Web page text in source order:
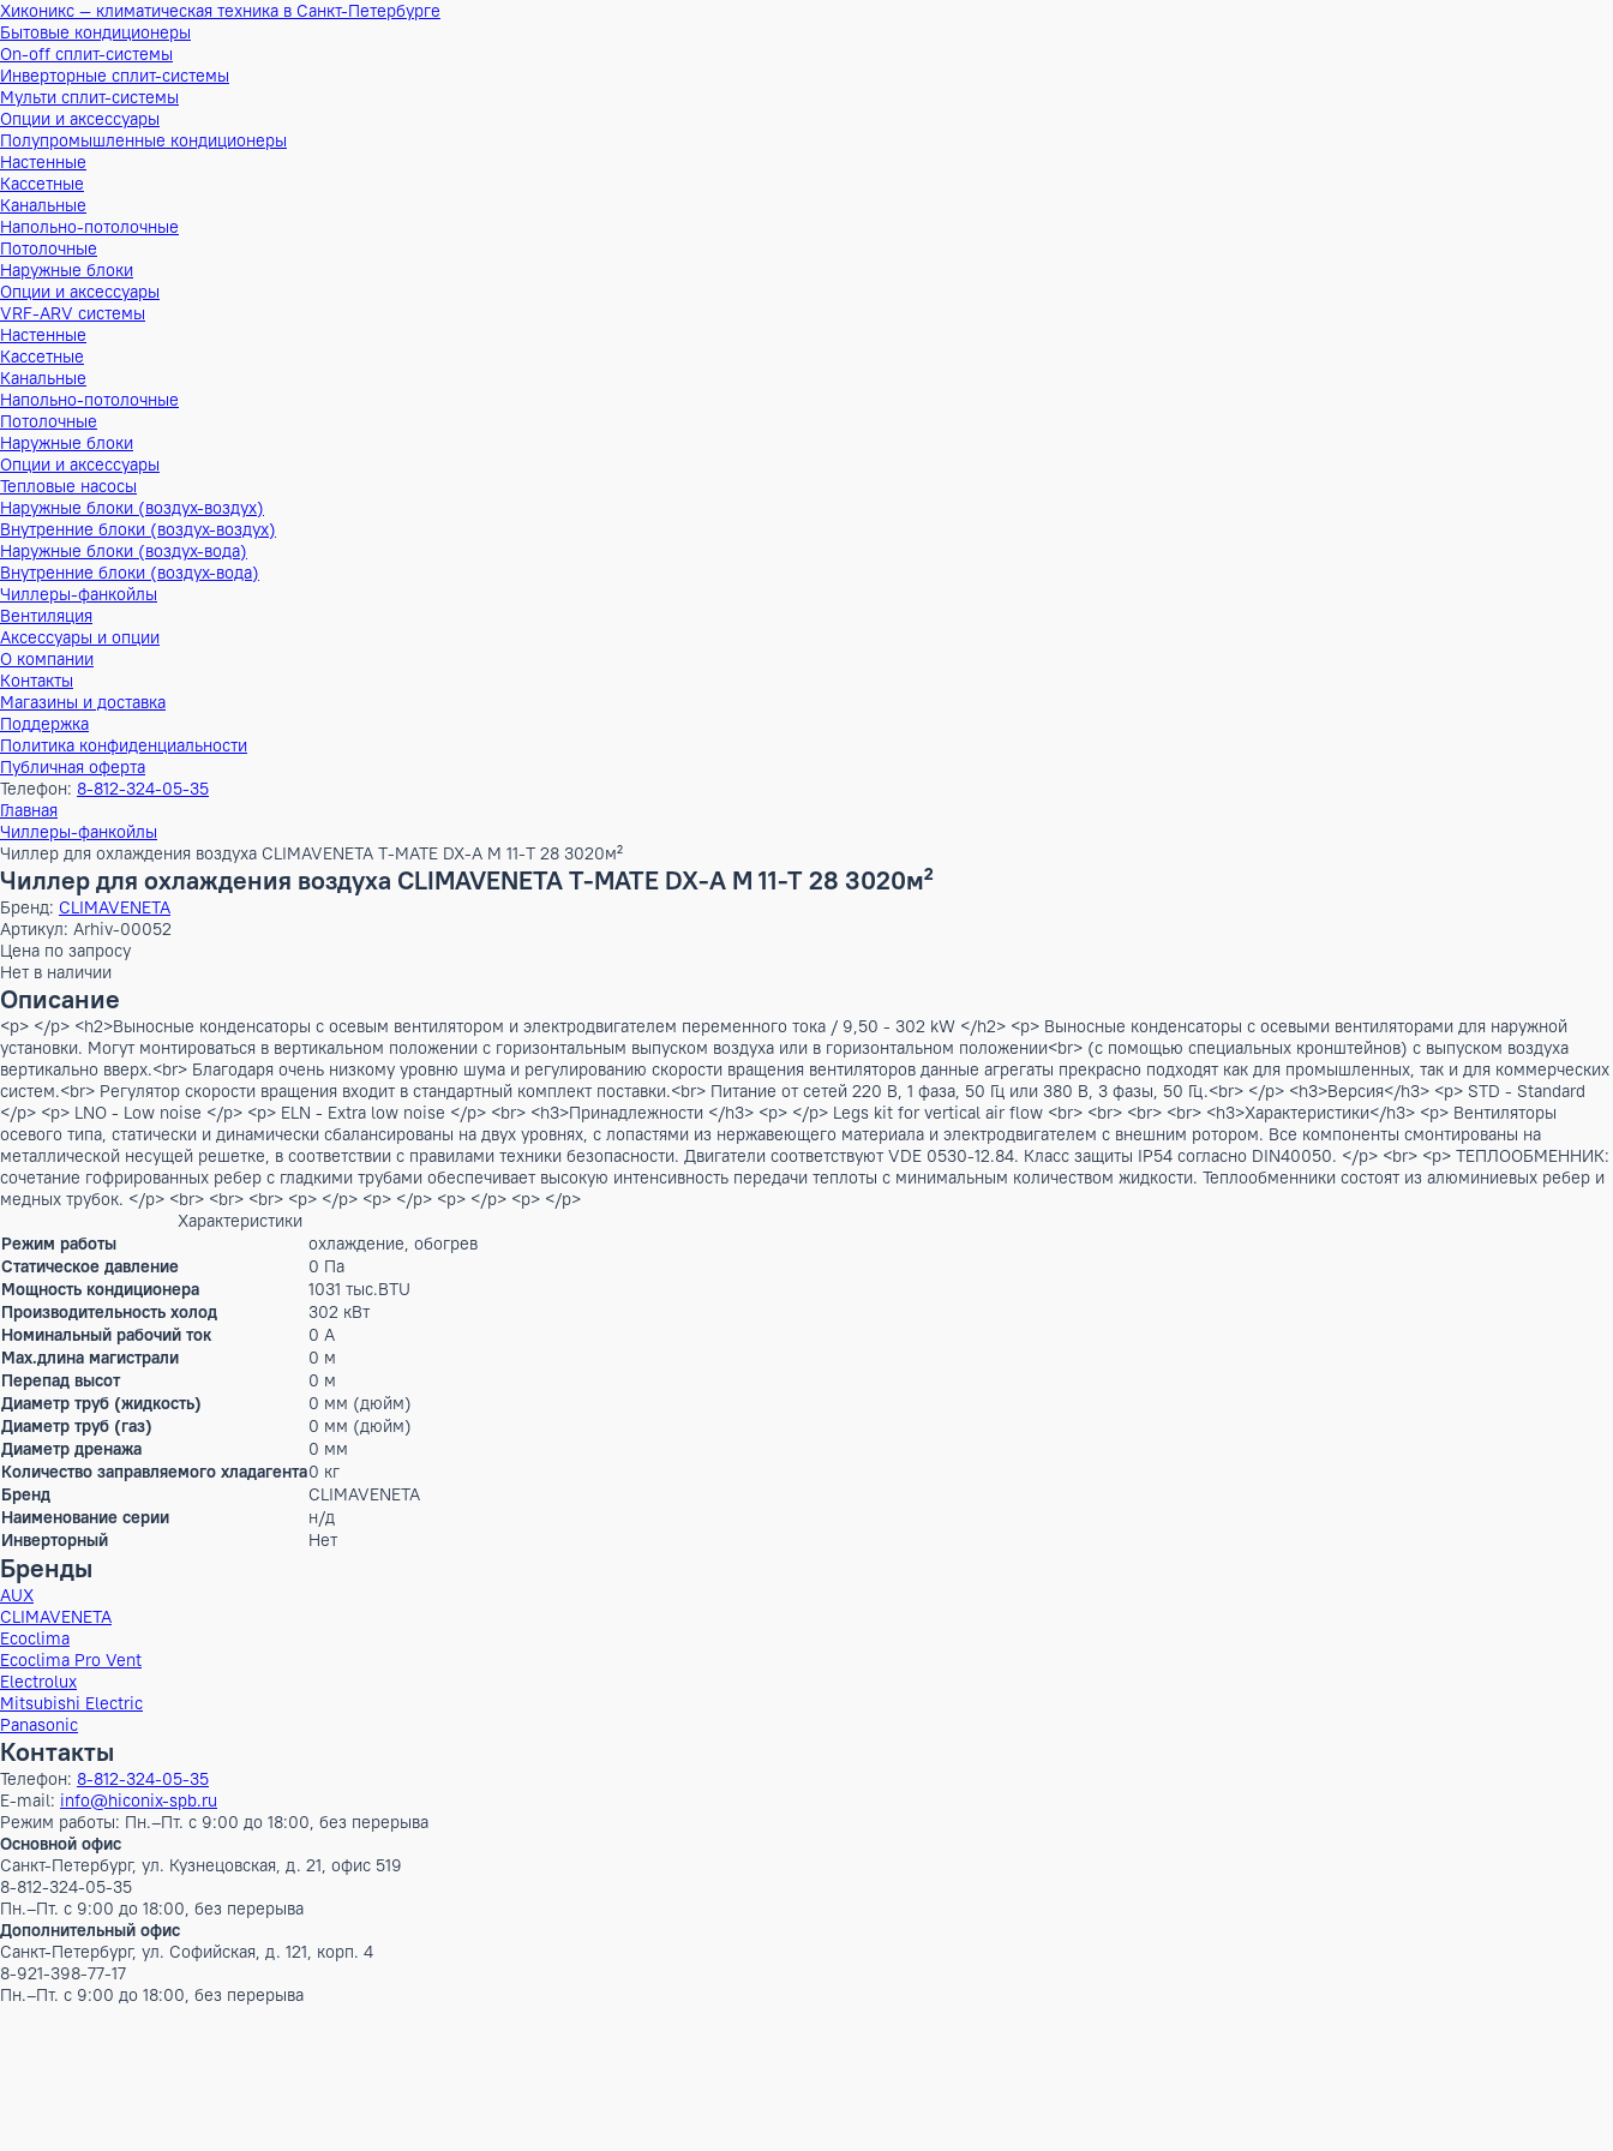
Хиконикс — климатическая техника в Санкт-Петербурге
Бытовые кондиционеры
On-off сплит-системы
Инверторные сплит-системы
Мульти сплит-системы
Опции и аксессуары
Полупромышленные кондиционеры
Настенные
Кассетные
Канальные
Напольно-потолочные
Потолочные
Наружные блоки
Опции и аксессуары
VRF-ARV системы
Настенные
Кассетные
Канальные
Напольно-потолочные
Потолочные
Наружные блоки
Опции и аксессуары
Тепловые насосы
Наружные блоки (воздух-воздух)
Внутренние блоки (воздух-воздух)
Наружные блоки (воздух-вода)
Внутренние блоки (воздух-вода)
Чиллеры-фанкойлы
Вентиляция
Аксессуары и опции
О компании
Контакты
Магазины и доставка
Поддержка
Политика конфиденциальности
Публичная оферта
Телефон:8-812-324-05-35
Главная
Чиллеры-фанкойлы
Чиллер для охлаждения воздуха CLIMAVENETA T-MATE DX-A M 11-T 28 3020м²
Чиллер для охлаждения воздуха CLIMAVENETA T-MATE DX-A M 11-T 28 3020м²
Бренд:CLIMAVENETA
Артикул: Arhiv-00052
Цена по запросу
Нет в наличии
Описание
<p> </p> <h2>Выносные конденсаторы с осевым вентилятором и электродвигателем переменного тока / 9,50 - 302 kW </h2> <p> Выносные конденсаторы с осевыми
установки. Могут монтироваться в вертикальном положении с горизонтальным выпуском воздуха или в горизонтальном положении<br> (с помощью специальных кронштейнов) с
вертикально вверх.<br> Благодаря очень низкому уровню шума и регулированию скорости вращения вентиляторов данные агрегаты прекрасно подходят как для промышленных,
систем.<br> Регулятор скорости вращения входит в стандартный комплект поставки.<br> Питание от сетей 220 В, 1 фаза, 50 Гц или 380 В, 3 фазы, 50 Гц.<br> </p> <h3>Версия</h3>
</p> <p> LNO - Low noise </p> <p> ELN - Extra low noise </p> <br> <h3>Принадлежности </h3> <p> </p> Legs kit for vertical air flow <br> <br> <br> <br> <h3>Характеристики</h3>
осевого типа, статически и динамически сбалансированы на двух уровнях, с лопастями из нержавеющего материала и электродвигателем с внешним ротором. Все компоненты
металлической несущей решетке, в соответствии с правилами техники безопасности. Двигатели соответствуют VDE 0530-12.84. Класс защиты IP54 согласно DIN40050. </p> <br>
сочетание гофрированных ребер с гладкими трубами обеспечивает высокую интенсивность передачи теплоты с минимальным количеством жидкости. Теплообменники состоят из
медных трубок. </p> <br> <br> <br> <p> </p> <p> </p> <p> </p> <p> </p>
Характеристики
Режим работы
Статическое давление
0 Па
Мощность кондиционера
1031 тыс.BTU
Производительность холод
302 кВт
Номинальный рабочий ток
0 А
Max.длина магистрали
0 м
Перепад высот
Диаметр труб (жидкость)
Диаметр труб (газ)
Диаметр дренажа
Количество заправляемого хладагента
Бренд
Наименование серии
Инверторный
Бренды
AUX
CLIMAVENETA
Ecoclima
Ecoclima Pro Vent
Electrolux
Mitsubishi Electric
Panasonic
Контакты
Телефон:8-812-324-05-35
E-mail:info@hiconix-spb.ru